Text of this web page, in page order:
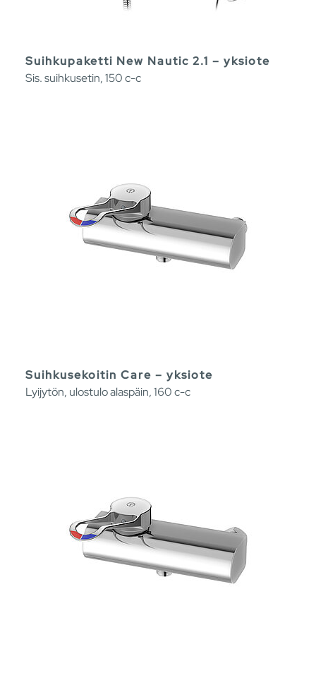
Suihkupaketti New Nautic 2.1 – yksiote
Sis. suihkusetin, 150 c-c
Suihkusekoitin Care – yksiote
Lyijytön, ulostulo alaspäin, 160 c-c